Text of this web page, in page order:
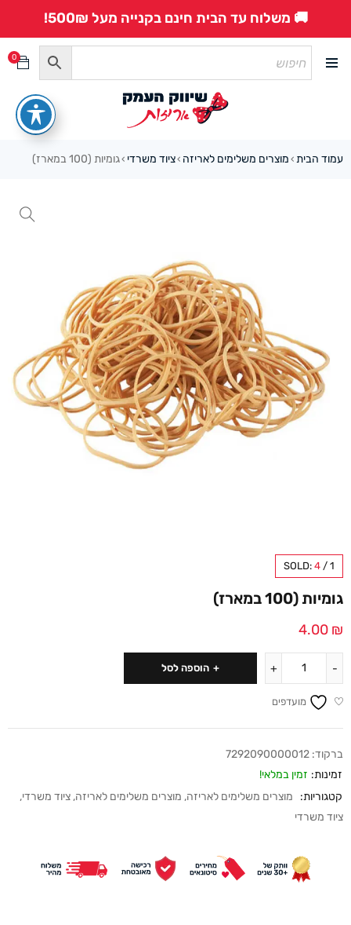
🚚 משלוח עד הבית חינם בקנייה מעל 500₪!
0
עמוד הבית › מוצרים משלימים לאריזה ›ציוד משרדי ›גומיות (100 במארז)
SOLD: 4 / 1
גומיות (100 במארז)
4.00 ₪
הוספה לסל
מועדפים
ברקוד: 7292090000012
זמינות: זמין במלאי!
קטגוריות:
מוצרים משלימים לאריזה, מוצרים משלימים לאריזה, ציוד משרדי,
ציוד משרדי